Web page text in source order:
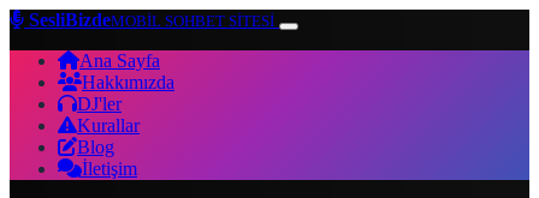
SesliBizdeMOBİL SOHBET SİTESİ
Ana Sayfa
Hakkımızda
DJ'ler
Kurallar
Blog
İletişim